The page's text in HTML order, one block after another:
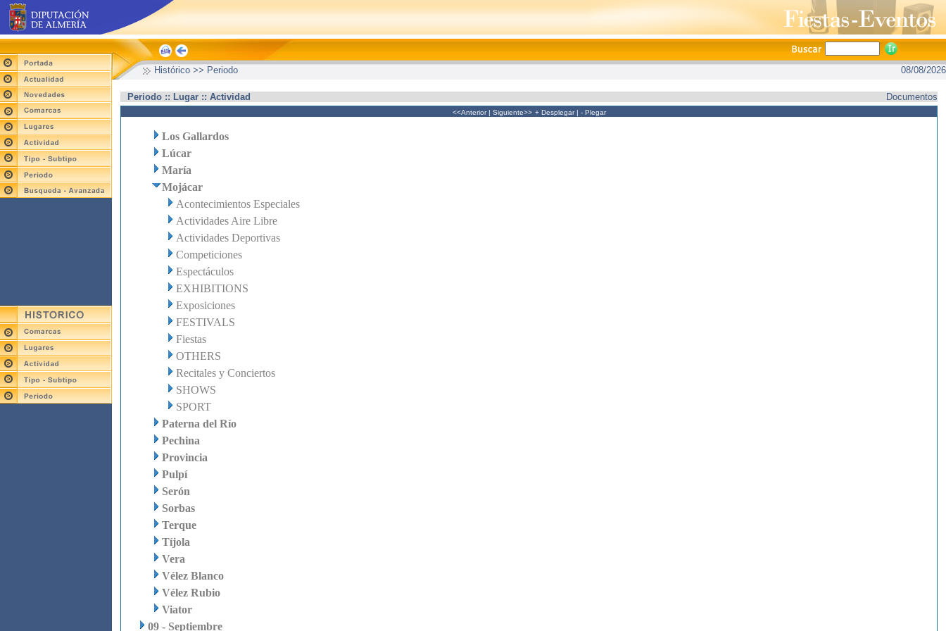
Histórico >> Periodo 08/08/2026
Periodo :: Lugar :: Actividad Documentos
<<Anterior| Siguiente>> + Desplegar| - Plegar
Los Gallardos
Lúcar
María
Mojácar
Acontecimientos Especiales
Actividades Aire Libre
Actividades Deportivas
Competiciones
Espectáculos
EXHIBITIONS
Exposiciones
FESTIVALS
Fiestas
OTHERS
Recitales y Conciertos
SHOWS
SPORT
Paterna del Río
Pechina
Provincia
Pulpí
Serón
Sorbas
Terque
Tíjola
Vera
Vélez Blanco
Vélez Rubio
Viator
09 - Septiembre